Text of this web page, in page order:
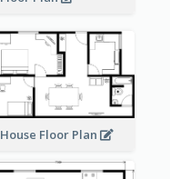
House Floor Plan